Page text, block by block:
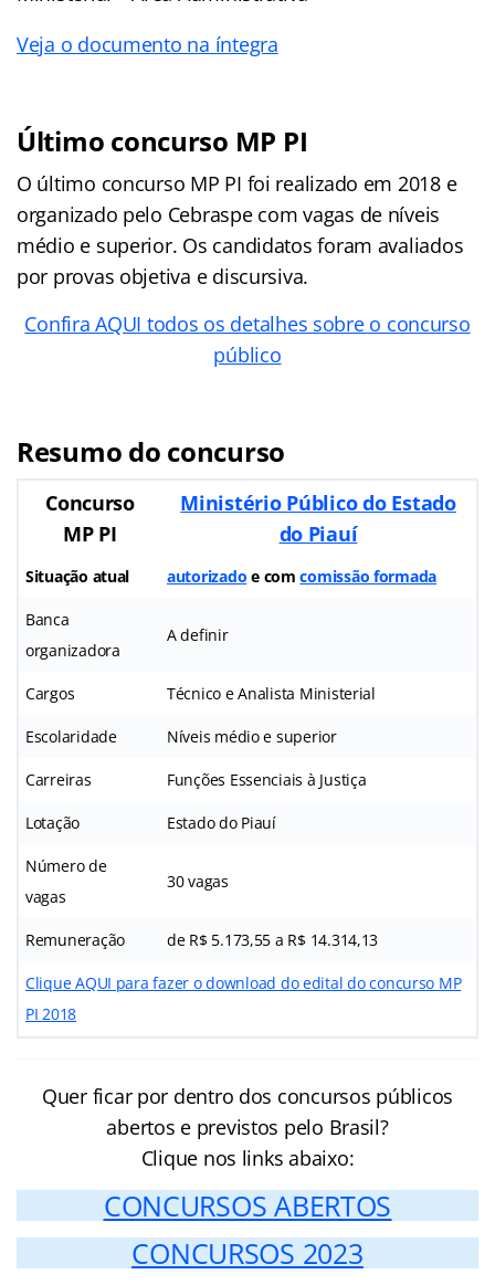
Veja o documento na íntegra
Último concurso MP PI
O último concurso MP PI foi realizado em 2018 e
organizado pelo Cebraspe com vagas de níveis
médio e superior. Os candidatos foram avaliados
por provas objetiva e discursiva.
Confira AQUI todos os detalhes sobre o concurso
público
Resumo do concurso
Concurso
MP PI
Ministério Público do Estado
do Piauí
Situação atual autorizado e comcomissão formada
Banca
organizadora
A definir
Cargos Técnico e Analista Ministerial
Escolaridade Níveis médio e superior
Carreiras Funções Essenciais à Justiça
Lotação Estado do Piauí
Número de
vagas
30 vagas
Remuneração de R$ 5.173,55 a R$ 14.314,13
Clique AQUI para fazer o download do edital do concurso MP
PI 2018
Quer ficar por dentro dos concursos públicos
abertos e previstos pelo Brasil?
Clique nos links abaixo:
CONCURSOS ABERTOS
CONCURSOS 2023